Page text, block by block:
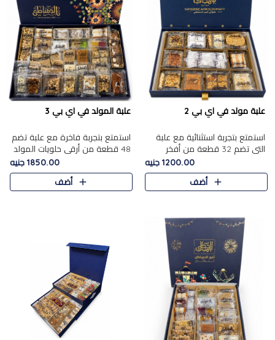
علبة مولد في اي بي 2
استمتع بتجربة استثنائية مع علبة
التي تضم 32 قطعة من أفخر
حلويات المولد الشرقية، في تشكيلة
تجمع بين الأصالة والاختيارات
الفاخرة. تحتوي العلبة..
1200.00 جنيه
أضف
علبة المولد في اي بي 3
استمتع بتجربة فاخرة مع علبة تضم
48 قطعة من أرقى حلويات المولد
الشرقية، في تشكيلة تجمع بين
الأصناف التقليدية الفاخرة والاختيارات
1850.00 جنيه
أضف